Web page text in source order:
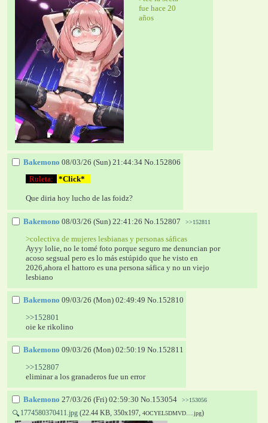
fue hace 20
años
Bakemono 08/03/26 (Sun) 21:44:34 No. 152806
Ruleta:
*Click*
Que diria hoy lucho de las foidz?
Bakemono 08/03/26 (Sun) 22:41:26 No. 152807 >>152811
>colectiva de mujeres lesbianas y personas sáficas
Ayyy lolie, no le tomé foto porque seguro me denuncian por
acoso segsual pero es lo más estúpido que he visto en
2026,ahora el hattoro es una persona sáfica y no un viejo
lesbiano
Bakemono 09/03/26 (Mon) 02:49:49 No. 152810
>>152801
oie ke rikolino
Bakemono 09/03/26 (Mon) 02:50:19 No. 152811
>>152807
eliminar a los granaderos fue un error
Bakemono 27/03/26 (Fri) 02:59:30 No. 153054 >>153056
🔍 1774580370411.jpg (22.44 KB, 350x197, 4OCYEL5DMVD….jpg)